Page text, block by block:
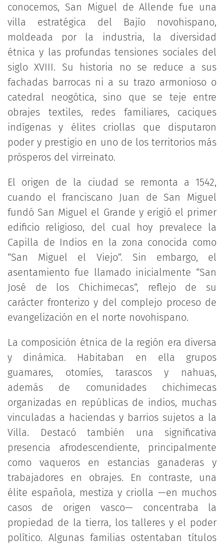
conocemos, San Miguel de Allende fue una
villa estratégica del Bajío novohispano,
moldeada por la industria, la diversidad
étnica y las profundas tensiones sociales del
siglo XVIII. Su historia no se reduce a sus
fachadas barrocas ni a su trazo armonioso o
catedral neogótica, sino que se teje entre
obrajes textiles, redes familiares, caciques
indígenas y élites criollas que disputaron
poder y prestigio en uno de los territorios más
prósperos del virreinato.
El origen de la ciudad se remonta a 1542,
cuando el franciscano Juan de San Miguel
fundó San Miguel el Grande y erigió el primer
edificio religioso, del cual hoy prevalece la
Capilla de Indios en la zona conocida como
“San Miguel el Viejo”. Sin embargo, el
asentamiento fue llamado inicialmente “San
José de los Chichimecas”, reflejo de su
carácter fronterizo y del complejo proceso de
evangelización en el norte novohispano.
La composición étnica de la región era diversa
y dinámica. Habitaban en ella grupos
guamares, otomíes, tarascos y nahuas,
además de comunidades chichimecas
organizadas en repúblicas de indios, muchas
vinculadas a haciendas y barrios sujetos a la
Villa. Destacó también una significativa
presencia afrodescendiente, principalmente
como vaqueros en estancias ganaderas y
trabajadores en obrajes. En contraste, una
élite española, mestiza y criolla —en muchos
casos de origen vasco— concentraba la
propiedad de la tierra, los talleres y el poder
político. Algunas familias ostentaban títulos